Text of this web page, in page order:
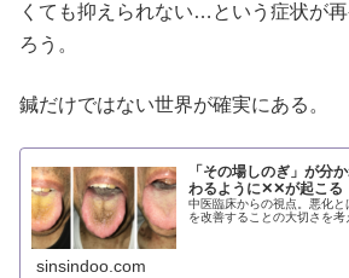
くても抑えられない…という症状が
ろう。
鍼だけではない世界が確実にある。
「その場しのぎ」が分
わるように✕✕が起こる
中医臨床からの視点。悪化
を改善することの大切さを考
sinsindoo.com